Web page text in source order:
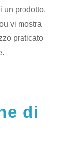
un prodotto,
vi mostra
praticato
di